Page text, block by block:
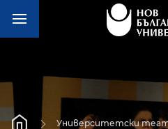
Университетски